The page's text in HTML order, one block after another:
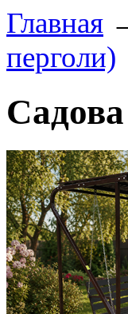
Главная
перголи)